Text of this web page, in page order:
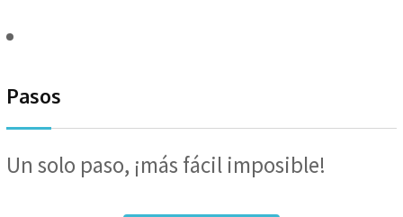
Pasos
Un solo paso, ¡más fácil imposible!